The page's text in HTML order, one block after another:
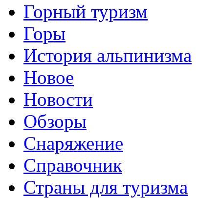
Горный туризм
Горы
История альпинизма
Новое
Новости
Обзоры
Снаряжение
Справочник
Страны для туризма